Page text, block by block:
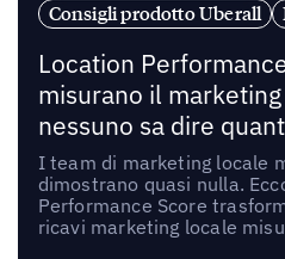
Consigli prodotto Uberall
Location
misurano il
nessuno sa dire
I team di marketing locale
dimostrano quasi nulla.
Performance Score
ricavi marketing locale